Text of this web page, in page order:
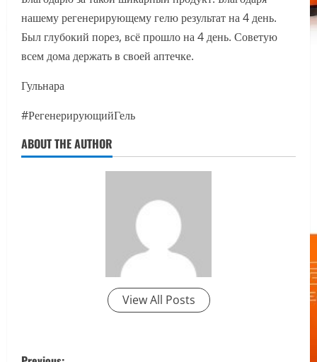
нашему регенерирующему гелю результат на 4 день.
Был глубокий порез, всё прошло на 4 день. Советую
всем дома держать в своей аптечке.
Гульнара
#РегенерирующийГель
ABOUT THE AUTHOR
View All Posts
P